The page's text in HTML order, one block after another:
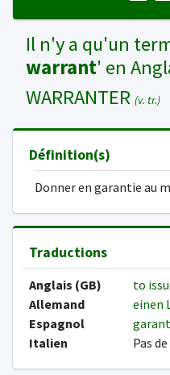
Il n'y a qu'un
warrant' en
WARRANTER (v. tr.)
Définition(s)
Donner en garantie au
Traductions
Anglais (GB)
to
Allemand
einen
Espagnol
Italien
Pas